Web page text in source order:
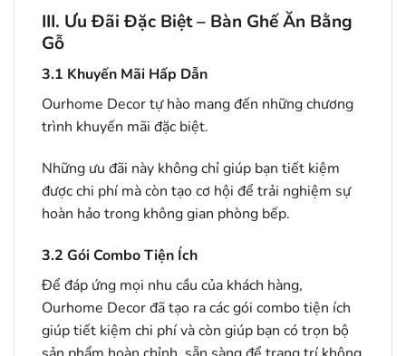
III. Ưu Đãi Đặc Biệt – Bàn Ghế Ăn Bằng
Gỗ
3.1 Khuyến Mãi Hấp Dẫn
Ourhome Decor tự hào mang đến những chương
trình khuyến mãi đặc biệt.
Những ưu đãi này không chỉ giúp bạn tiết kiệm
được chi phí mà còn tạo cơ hội để trải nghiệm sự
hoàn hảo trong không gian phòng bếp.
3.2 Gói Combo Tiện Ích
Để đáp ứng mọi nhu cầu của khách hàng,
Ourhome Decor đã tạo ra các gói combo tiện ích
giúp tiết kiệm chi phí và còn giúp bạn có trọn bộ